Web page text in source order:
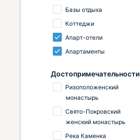
Базы отдыха
Коттеджи
Апарт-отели
Апартаменты
Достопримечательности
Ризоположенский
монастырь
Свято-Покровский
женский монастырь
Река Каменка